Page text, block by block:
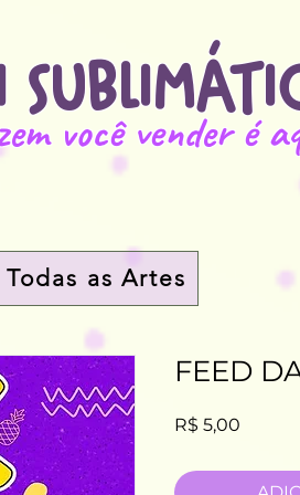
você vender é
FEED
R$ 5,00
Todas as Artes